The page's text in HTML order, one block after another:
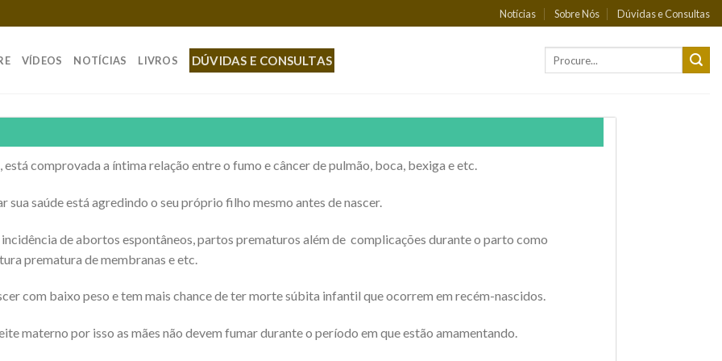
Notícias Sobre Nós Dúvidas e Consultas
VÍDEOS NOTÍCIAS LIVROS DÚVIDAS E CONSULTAS
comprovada a íntima relação entre o fumo e câncer de pulmão, boca, bexiga e etc.
saúde está agredindo o seu próprio filho mesmo antes de nascer.
de abortos espontâneos, partos prematuros além de complicações durante o parto como
prematura de membranas e etc.
com baixo peso e tem mais chance de ter morte súbita infantil que ocorrem em recém-nascidos.
materno por isso as mães não devem fumar durante o período em que estão amamentando.